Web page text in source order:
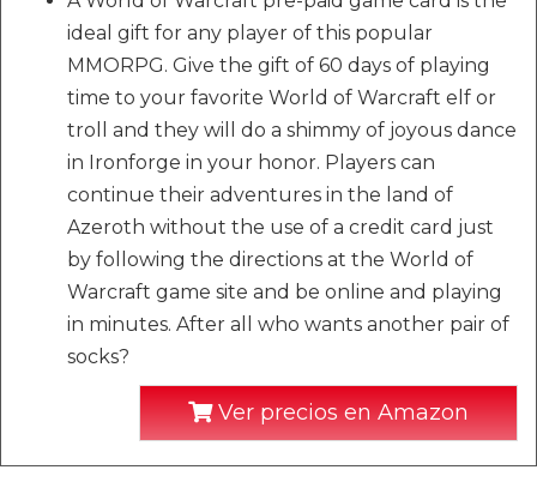
ideal gift for any player of this popular
MMORPG. Give the gift of 60 days of playing
time to your favorite World of Warcraft elf or
troll and they will do a shimmy of joyous dance
in Ironforge in your honor. Players can
continue their adventures in the land of
Azeroth without the use of a credit card just
by following the directions at the World of
Warcraft game site and be online and playing
in minutes. After all who wants another pair of
socks?
Ver precios en Amazon